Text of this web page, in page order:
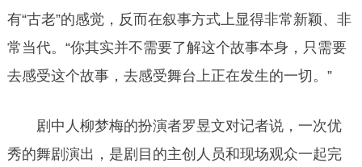
有“古老”的感觉，反而在叙事方式上显得非常新颖、非
常当代。“你其实并不需要了解这个故事本身，只需要
去感受这个故事，去感受舞台上正在发生的一切。”
剧中人柳梦梅的扮演者罗昱文对记者说，一次优
秀的舞剧演出，是剧目的主创人员和现场观众一起完